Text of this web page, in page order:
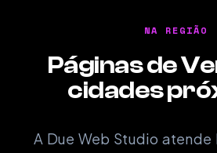
NA REGIÃO
Páginas de
cidades
A Due Web Studio atende